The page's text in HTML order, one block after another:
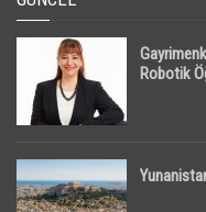
Robotik